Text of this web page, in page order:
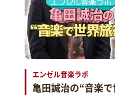
エンゼル音楽ラボ
亀田誠治の“音楽